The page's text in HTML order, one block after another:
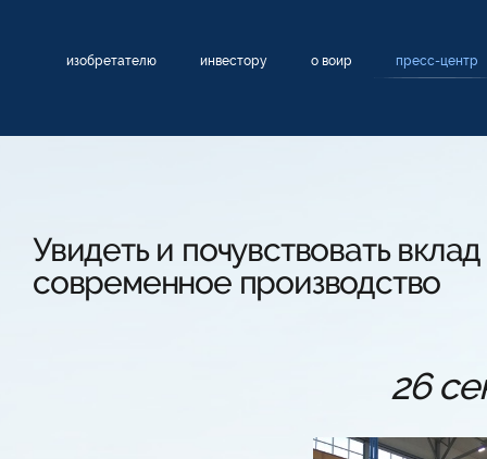
изобретателю инвестору о воир пресс-центр
Увидеть и почувствовать
современное производство
26